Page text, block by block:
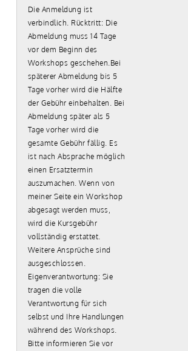
Die Anmeldung ist
verbindlich. Rücktritt: Die
Abmeldung muss 14 Tage
vor dem Beginn des
Workshops geschehen.Bei
späterer Abmeldung bis 5
Tage vorher wird die Hälfte
der Gebühr einbehalten. Bei
Abmeldung später als 5
Tage vorher wird die
gesamte Gebühr fällig. Es
ist nach Absprache möglich
einen Ersatztermin
auszumachen. Wenn von
meiner Seite ein Workshop
abgesagt werden muss,
wird die Kursgebühr
vollständig erstattet.
Weitere Ansprüche sind
ausgeschlossen.
Eigenverantwortung: Sie
tragen die volle
Verantwortung für sich
selbst und Ihre Handlungen
während des Workshops.
Bitte informieren Sie vor